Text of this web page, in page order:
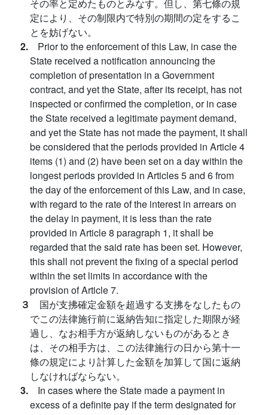
その率と定めたものとみなす。但し、第七條の規
定により、その制限内で特別の期間の定をするこ
とを妨げない。
2. Prior to the enforcement of this Law, in case the
State received a notification announcing the
completion of presentation in a Government
contract, and yet the State, after its receipt, has not
inspected or confirmed the completion, or in case
the State received a legitimate payment demand,
and yet the State has not made the payment, it shall
be considered that the periods provided in Article 4
items (1) and (2) have been set on a day within the
longest periods provided in Articles 5 and 6 from
the day of the enforcement of this Law, and in case,
with regard to the rate of the interest in arrears on
the delay in payment, it is less than the rate
provided in Article 8 paragraph 1, it shall be
regarded that the said rate has been set. However,
this shall not prevent the fixing of a special period
within the set limits in accordance with the
provision of Article 7.
３ 国が支拂確定金額を超過する支拂をなしたもの
でこの法律施行前に返納告知に指定した期限が経
過し、なお相手方が返納しないものがあるとき
は、その相手方は、この法律施行の日から第十一
條の規定により計算した金額を加算して国に返納
しなければならない。
3. In cases where the State made a payment in
excess of a definite pay if the term designated for